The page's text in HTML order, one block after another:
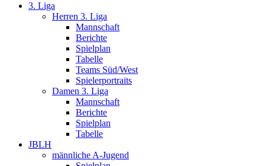
3. Liga
Herren 3. Liga
Mannschaft
Berichte
Spielplan
Tabelle
Teams Süd/West
Spielerportraits
Damen 3. Liga
Mannschaft
Berichte
Spielplan
Tabelle
JBLH
männliche A-Jugend